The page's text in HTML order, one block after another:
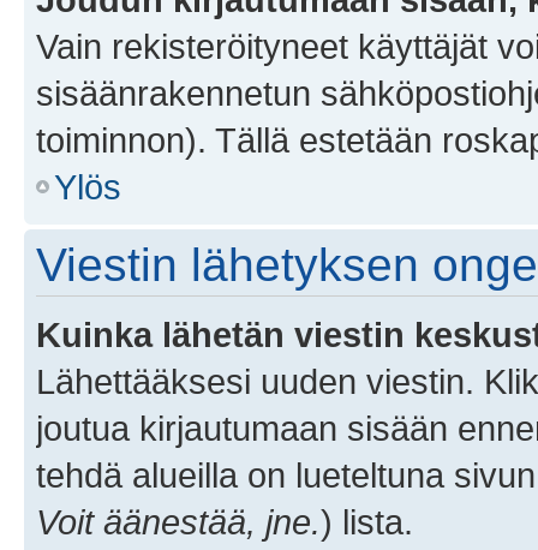
Vain rekisteröityneet käyttäjät
sisäänrakennetun
toiminnon). Tällä estetään
Ylös
Viestin lähetyksen
Kuinka lähetän viestin
Lähettääksesi uuden viestin.
joutua kirjautumaan sisään
tehdä alueilla on lueteltuna
Voit äänestää, jne.) lista.